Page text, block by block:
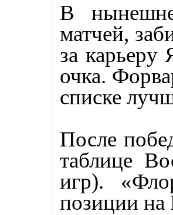
В
матчей,
за
очка.
списке
После
таблице
игр).
позиции на